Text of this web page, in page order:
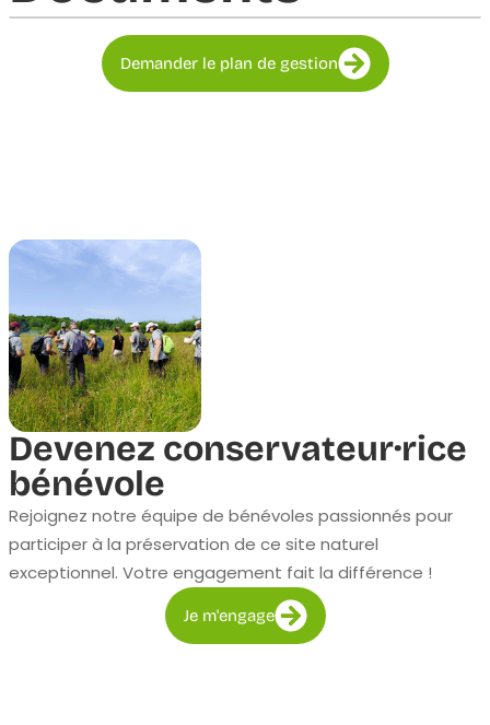
Demander le plan de gestion
Devenez conservateur·rice
bénévole
Rejoignez notre équipe de bénévoles passionnés pour
participer à la préservation de ce site naturel
exceptionnel. Votre engagement fait la différence !
Je m'engage